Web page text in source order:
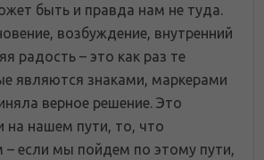
быть и правда нам не туда.
возбуждение, внутренний
радость – это как раз те
являются знаками, маркерами
верное решение. Это
на нашем пути, то, что
– если мы пойдем по этому пути,